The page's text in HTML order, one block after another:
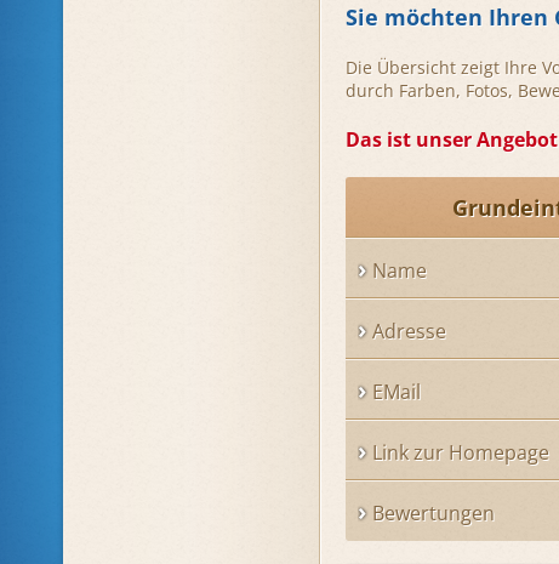
Sie möchten
Die Übersicht zeigt Ihre
durch Farben, Fotos,
Das ist unser
Name
Adresse
EMail
Link zur Homepage
Bewertungen